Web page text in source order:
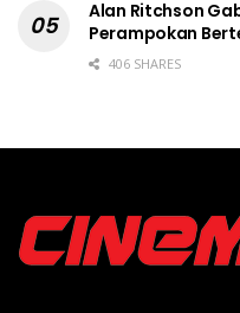
Alan Ritchson
Perampokan
406 SHARES